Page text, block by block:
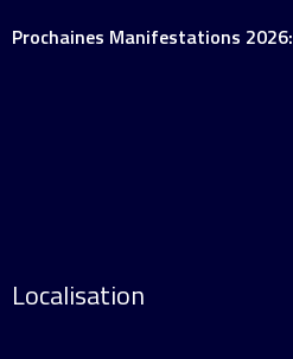
Prochaines Manifestations 2026:
Localisation